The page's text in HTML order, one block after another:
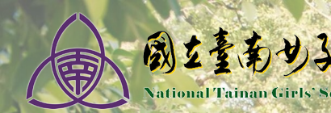
跳
轉
至
主
要